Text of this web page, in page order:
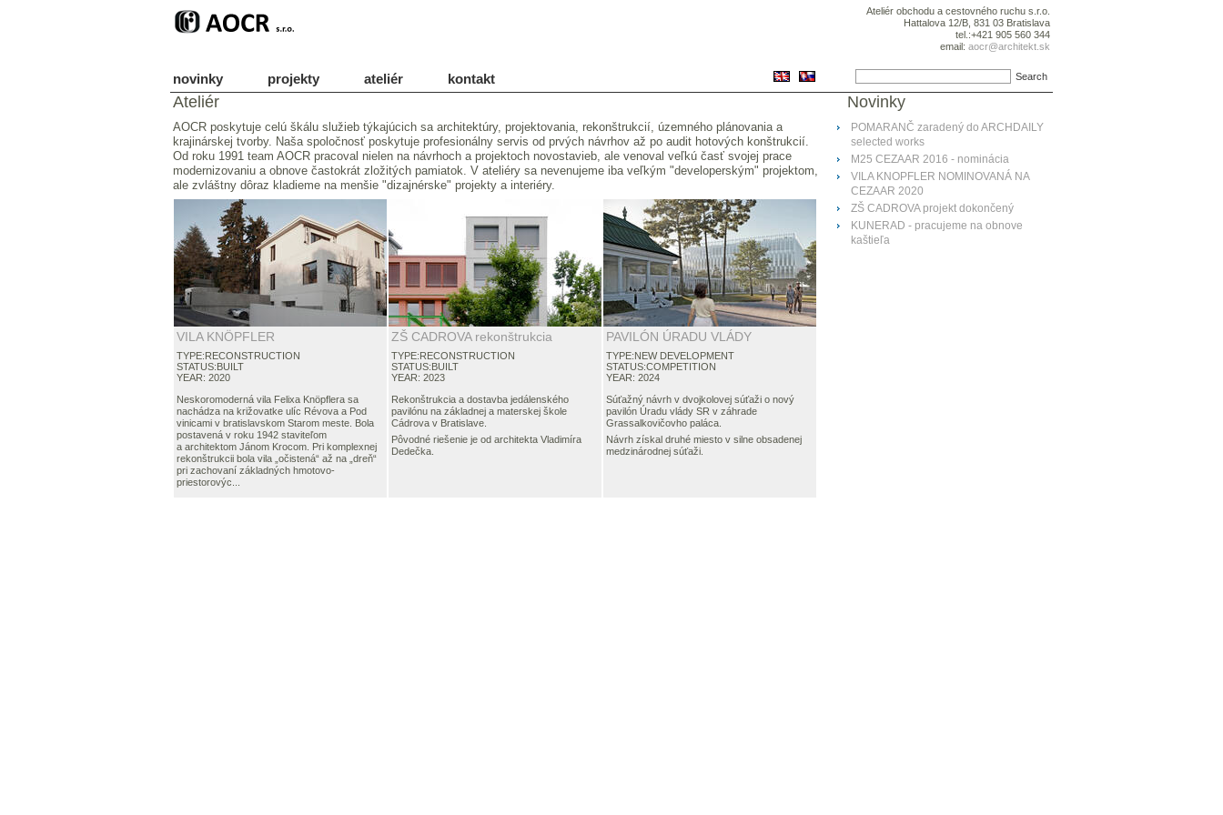
Ateliér obchodu a cestovného ruchu s.r.o.
Hattalova 12/B, 831 03 Bratislava
tel.:+421 905 560 344
email: aocr@architekt.sk
novinky projekty ateliér kontakt
Ateliér
AOCR poskytuje celú škálu služieb týkajúcich sa architektúry, projektovania, rekonštrukcií, územného plánovania a
krajinárskej tvorby. Naša spoločnosť poskytuje profesionálny servis od prvých návrhov až po audit hotových konštrukcií.
Od roku 1991 team AOCR pracoval nielen na návrhoch a projektoch novostavieb, ale venoval veľkú časť svojej prace
modernizovaniu a obnove častokrát zložitých pamiatok. V ateliéry sa nevenujeme iba veľkým "developerským" projektom,
ale zvláštny dôraz kladieme na menšie "dizajnérske" projekty a interiéry.
VILA KNÖPFLER
TYPE:RECONSTRUCTION
STATUS:BUILT
YEAR: 2020
Neskoromoderná vila Felixa Knöpflera sa
nachádza na križovatke ulíc Révova a Pod
vinicami v bratislavskom Starom meste. Bola
postavená v roku 1942 staviteľom
a architektom Jánom Krocom. Pri komplexnej
rekonštrukcii bola vila „očistená“ až na „dreň“
pri zachovaní základných hmotovo-
priestorovýc...
ZŠ CADROVA rekonštrukcia
TYPE:RECONSTRUCTION
STATUS:BUILT
YEAR: 2023
Rekonštrukcia a dostavba jedálenského
pavilónu na základnej a materskej škole
Cádrova v Bratislave.
Pôvodné riešenie je od architekta Vladimíra
Dedečka.
PAVILÓN ÚRADU VLÁDY
TYPE:NEW DEVELOPMENT
STATUS:COMPETITION
YEAR: 2024
Súťažný návrh v dvojkolovej súťaži o nový
pavilón Úradu vlády SR v záhrade
Grassalkovičovho paláca.
Návrh získal druhé miesto v silne obsadenej
medzinárodnej súťaži.
Novinky
POMARANČ zaradený do ARCHDAILY
selected works
M25 CEZAAR 2016 - nominácia
VILA KNOPFLER NOMINOVANÁ NA
CEZAAR 2020
ZŠ CADROVA projekt dokončený
KUNERAD - pracujeme na obnove
kaštieľa